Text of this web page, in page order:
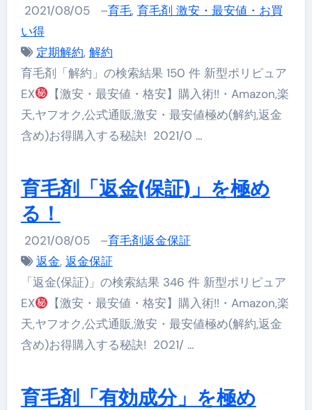
2021/08/05 –育毛, 育毛剤 激安・最安値・お買
い得
定期解約, 解約
育毛剤「解約」の検索結果 150 件 新型ポリピュア
EX
【激安・最安値・格安】購入術!!・Amazon,楽
天,ヤフオク,公式通販,激安・最安値極め(解約,返金
含め)お得購入する秘訣! 2021/0 …
育毛剤「返金(保証)」を極め
る！
2021/08/05 –育毛剤返金保証
返金, 返金保証
「返金(保証)」の検索結果 346 件 新型ポリピュア
EX
【激安・最安値・格安】購入術!!・Amazon,楽
天,ヤフオク,公式通販,激安・最安値極め(解約,返金
含め)お得購入する秘訣! 2021/ …
育毛剤「有効成分」を極め